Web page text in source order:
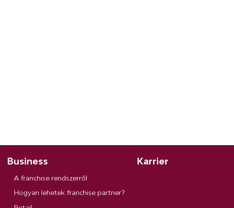
Business
A franchise rendszerről
Hogyan lehetek franchise partner?
Karrier